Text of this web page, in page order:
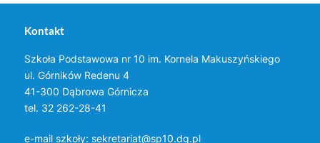
Kontakt
Szkoła Podstawowa nr 10 im. Kornela Makuszyńskiego
ul. Górników Redenu 4
41-300 Dąbrowa Górnicza
tel. 32 262-28-41
e-mail szkoły: sekretariat@sp10.dg.pl